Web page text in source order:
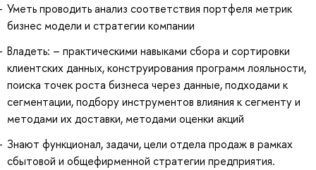
Уметь проводить анализ соответствия портфеля метрик
бизнес модели и стратегии компании
Владеть: – практическими навыками сбора и сортировки
клиентских данных, конструирования программ лояльности,
поиска точек роста бизнеса через данные, подходами к
сегментации, подбору инструментов влияния к сегменту и
методами их доставки, методами оценки акций
Знают функционал, задачи, цели отдела продаж в рамках
сбытовой и общефирменной стратегии предприятия.